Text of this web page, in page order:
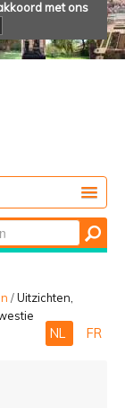
met ons
/Uitzichten,
NL FR